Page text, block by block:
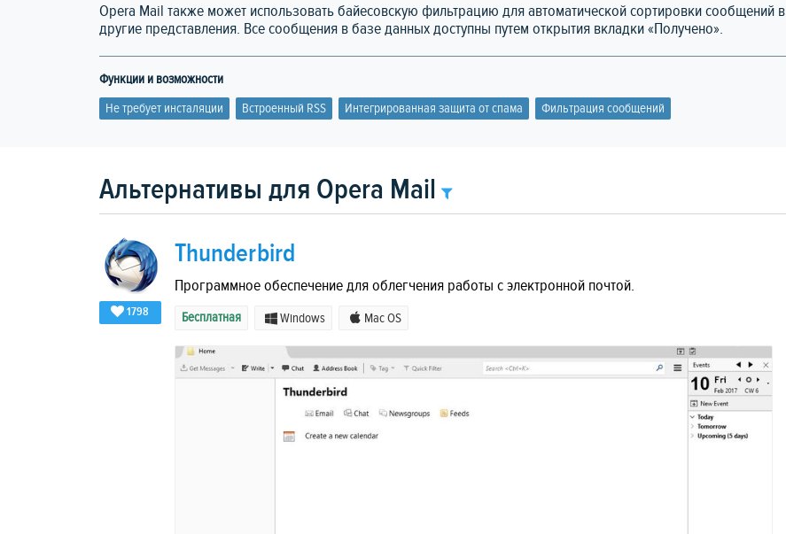
Opera Mail также может использовать байесовскую фильтрацию для автоматической сортировки сообщений в
другие представления. Все сообщения в базе данных доступны путем открытия вкладки «Получено».
Функции и возможности
Не требует инсталяции
Встроенный RSS Интегрированная защита от спама Фильтрация сообщений
Альтернативы для Opera Mail
1798
Thunderbird
Программное обеспечение для облегчения работы с электронной почтой.
Бесплатная Windows Mac OS